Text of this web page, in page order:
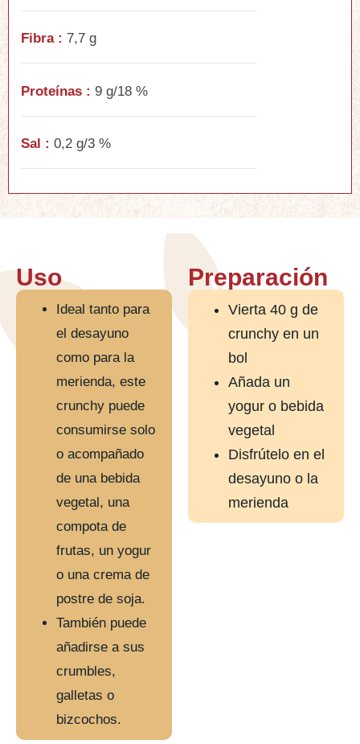
Fibra : 7,7 g
Proteínas : 9 g/18 %
Sal : 0,2 g/3 %
Uso
Ideal tanto para
el desayuno
como para la
merienda, este
crunchy puede
consumirse solo
o acompañado
de una bebida
vegetal, una
compota de
frutas, un yogur
o una crema de
postre de soja.
También puede
añadirse a sus
crumbles,
galletas o
bizcochos.
Preparación
Vierta 40 g de
crunchy en un
bol
Añada un
yogur o bebida
vegetal
Disfrútelo en el
desayuno o la
merienda